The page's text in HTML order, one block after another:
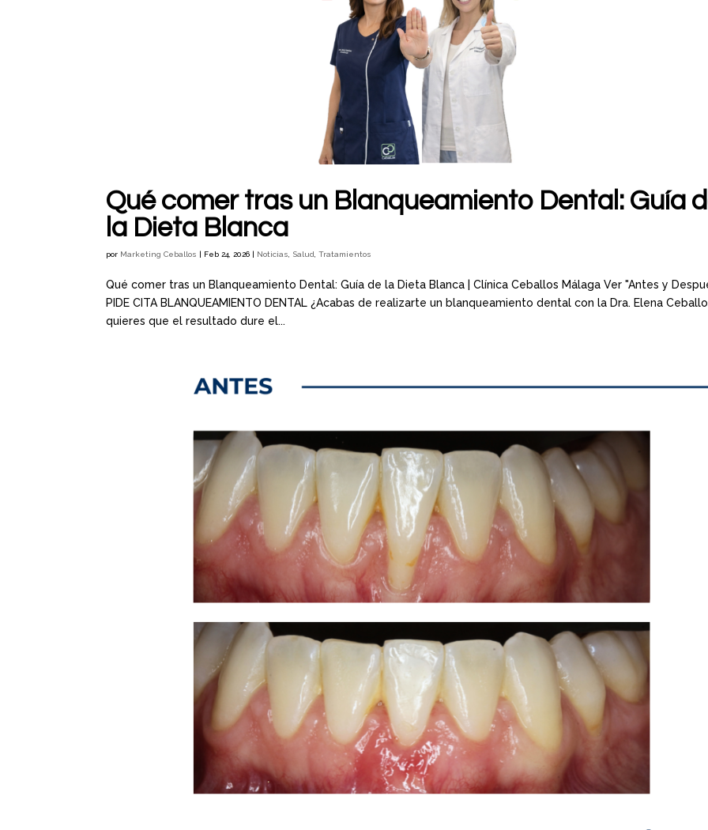
Qué comer tras un Blanqueamiento Dental: Guía
la Dieta Blanca
por Marketing Ceballos Feb 24, 2026 Noticias, Salud,Tratamientos
Qué comer tras un Blanqueamiento Dental: Guía de la Dieta Blanca | Clínica Ceballos Málaga Ver "Antes y
PIDE CITA BLANQUEAMIENTO DENTAL ¿Acabas de realizarte un blanqueamiento dental con la Dra. Elena
quieres que el resultado dure el...